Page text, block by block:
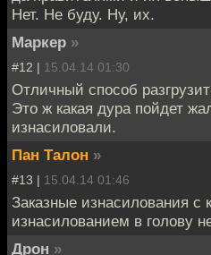
Нет. Не буду. Ну, их.
Маркер »
#12 | 15.04.14 01:30
Отличный способ
Это ж какая дура пойдет
изнасиловали.
Пан Талон »
#13 | 15.04.14 01:46
Заказные изнасилования с
изнасилованием в голову
Дрон »